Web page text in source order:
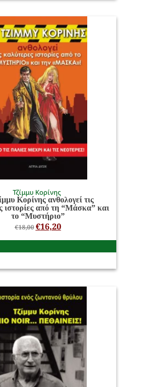
Τζίμμυ Κορίνης
Κορίνης ανθολογεί τις
ιστορίες από τη “Μάσκα” και
το “Μυστήριο”
€18,00 €16,20